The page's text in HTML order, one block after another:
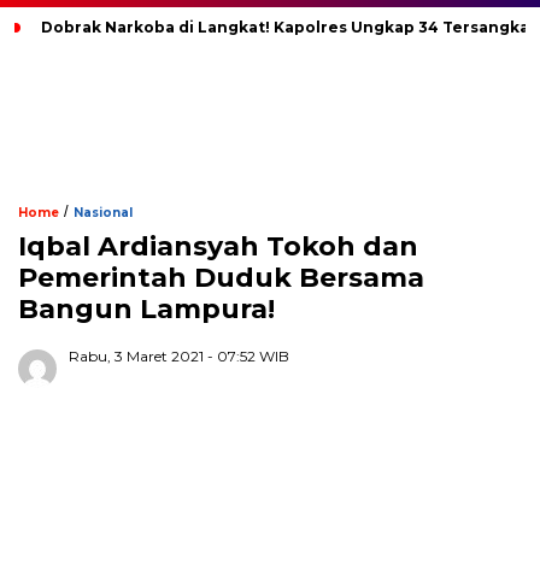
Dobrak Narkoba di Langkat! Kapolres Ungkap 34 Tersangka,
Home / Nasional
Iqbal Ardiansyah Tokoh dan
Pemerintah Duduk Bersama
Bangun Lampura!
Rabu, 3 Maret 2021 - 07:52 WIB